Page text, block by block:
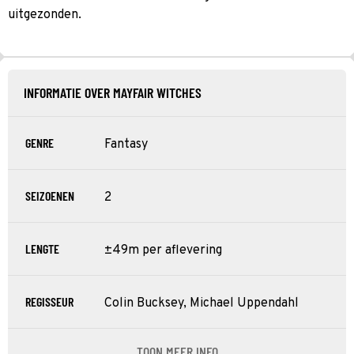
uitgezonden.
INFORMATIE OVER MAYFAIR WITCHES
GENRE Fantasy
SEIZOENEN 2
LENGTE ±49m per aflevering
REGISSEUR Colin Bucksey, Michael Uppendahl